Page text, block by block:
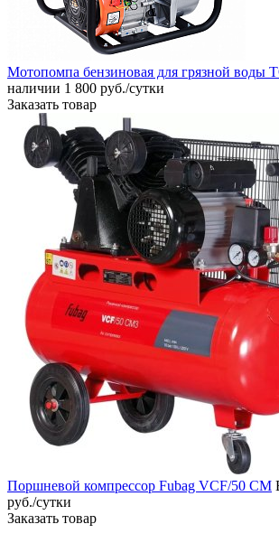
Мотопомпа бензиновая для грязной воды
наличии 1 800 руб./сутки
Заказать товар
Поршневой компрессор Fubag VCF/50 CM
руб./сутки
Заказать товар